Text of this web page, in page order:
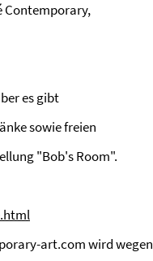
Contemporary,
es gibt
sowie freien
"Bob's Room".
art.com wird wegen